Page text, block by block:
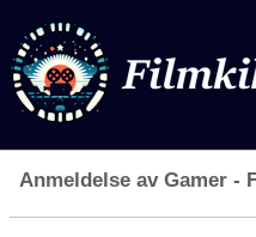
Anmeldelse av Gamer -